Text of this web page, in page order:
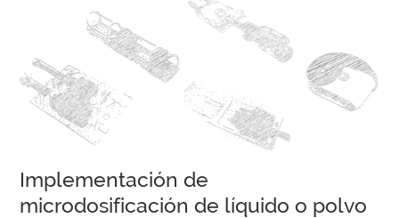
Implementación de
microdosificación de líquido o polvo